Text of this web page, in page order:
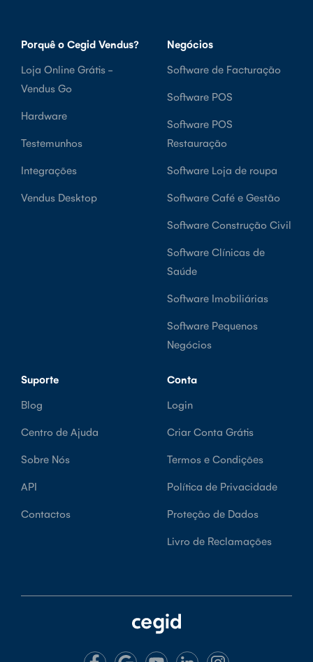
Porquê o Cegid Vendus?
Loja Online Grátis -
Vendus Go
Hardware
Testemunhos
Integrações
Vendus Desktop
Negócios
Software de Facturação
Software POS
Software POS
Restauração
Software Loja de roupa
Software Café e Gestão
Software Construção Civil
Software Clínicas de
Saúde
Software Imobiliárias
Software Pequenos
Negócios
Suporte
Blog
Centro de Ajuda
Sobre Nós
API
Contactos
Conta
Login
Criar Conta Grátis
Termos e Condições
Política de Privacidade
Proteção de Dados
Livro de Reclamações